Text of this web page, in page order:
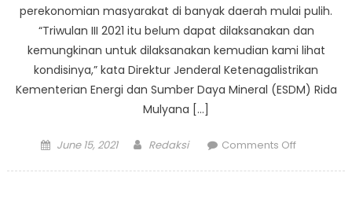
perekonomian masyarakat di banyak daerah mulai pulih.
“Triwulan III 2021 itu belum dapat dilaksanakan dan
kemungkinan untuk dilaksanakan kemudian kami lihat
kondisinya,” kata Direktur Jenderal Ketenagalistrikan
Kementerian Energi dan Sumber Daya Mineral (ESDM) Rida
Mulyana […]
Posted
June 15, 2021 Author
Redaksi Comments Offon